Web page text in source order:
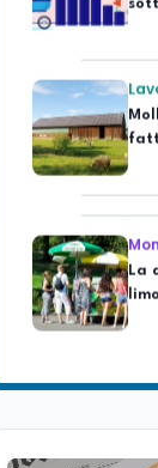
La
sul